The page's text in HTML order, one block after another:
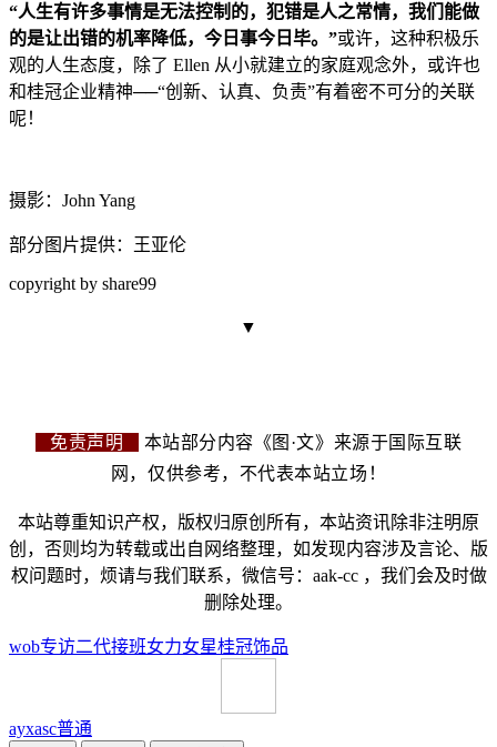
“人生有许多事情是无法控制的，犯错是人之常情，我们能做
的是让出错的机率降低，今 日事今日毕。”或许，这种积极乐
观的人生态度，除了 Ellen 从小就建立的家庭观念外，或许也
和桂冠企业精神──“创新、认真、负责”有着密不可分的关联
呢！
摄影：John Yang
部分图片提供：王亚伦
copyright by share99
▼
免责声明
本站部分内容《图·文》来源于国际互联
网，仅供参考，不代表本站立场！
本站尊重知识产权，版权归原创所有，本站资讯除非注明原
创，否则均为转载或出自网络整理，如发现内容涉及言论、版
权问题时，烦请与我们联系，微信号：aak-cc ，我们会及时做
删除处理。
wob专访二代接班女力女星桂冠饰品
ayxasc普通